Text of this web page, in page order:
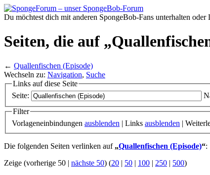
Du möchtest dich mit anderen SpongeBob-Fans unterhalten
Seiten, die auf
← Quallenfischen (Episode)
Wechseln zu: Navigation, Suche
Links auf diese Seite
Seite:
Filter
Vorlageneinbindungen ausblenden | Links ausblenden |
Die folgenden Seiten verlinken auf „Quallenfischen (Episode)“:
Zeige (vorherige 50 | nächste 50) (20 | 50 | 100 | 250 | 500)